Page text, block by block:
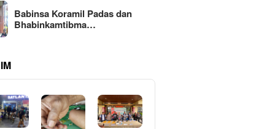
Babinsa Koramil Padas dan
Bhabinkamtibma…